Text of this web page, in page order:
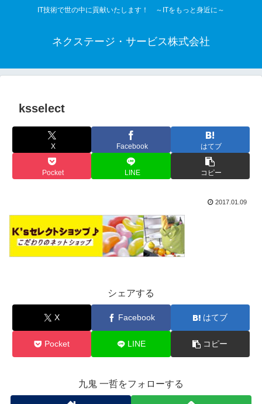
IT技術で世の中に貢献いたします！ ～ITをもっと身近に～
ネクステージ・サービス株式会社
ksselect
X Facebook はてブ
Pocket LINE コピー
2017.01.09
シェアする
X Facebook はてブ
Pocket LINE コピー
九鬼 一哲をフォローする